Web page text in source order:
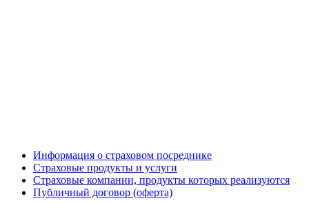
Информация о страховом посреднике
Страховые продукты и услуги
Страховые компании, продукты которых реализуются
Публичный договор (оферта)